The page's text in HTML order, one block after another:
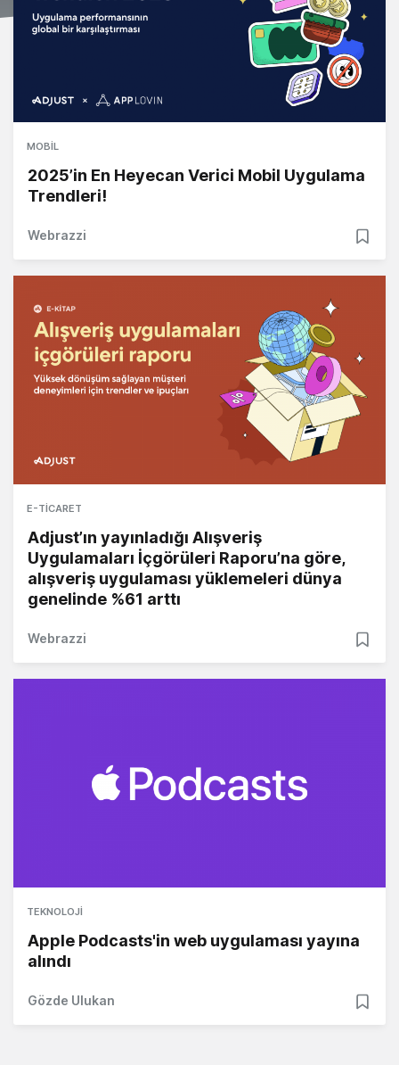
MOBIL
2025’in En Heyecan Verici Mobil Uygulama
Trendleri!
Webrazzi
E-TICARET
Adjust’ın yayınladığı Alışveriş
Uygulamaları İçgörüleri Raporu’na göre,
alışveriş uygulaması yüklemeleri dünya
genelinde %61 arttı
Webrazzi
TEKNOLOJI
Apple Podcasts'in web uygulaması yayına
alındı
Gözde Ulukan